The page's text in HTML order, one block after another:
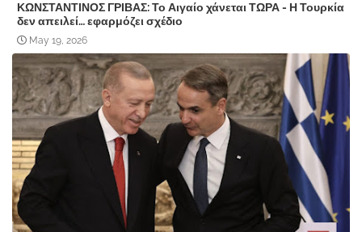
ΚΩΝΣΤΑΝΤΙΝΟΣ ΓΡΙΒΑΣ: Το Αιγαίο χάνεται ΤΩΡΑ - Η Τουρκία
δεν απειλεί… εφαρμόζει σχέδιο
May 19, 2026